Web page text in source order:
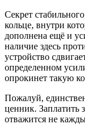
Секрет
кольце, внутри
дополнена ещё и
наличие здесь
устройство
определенном
опрокинет такую
Пожалуй,
ценник. Заплатить
отважится не